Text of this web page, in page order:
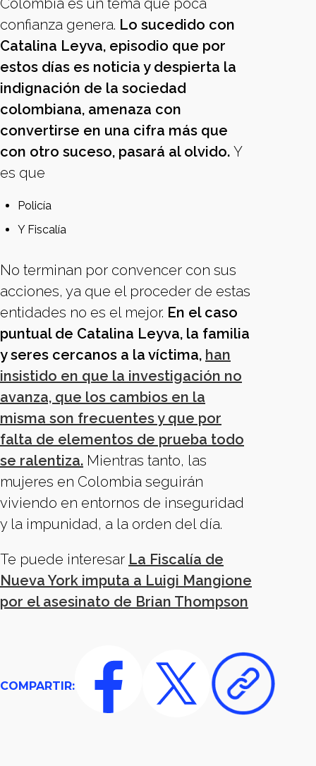
Colombia es un tema que poca
confianza genera. Lo sucedido con
Catalina Leyva, episodio que por
estos días es noticia y despierta la
indignación de la sociedad
colombiana, amenaza con
convertirse en una cifra más que
con otro suceso, pasará al olvido. Y
es que
Policía
Y Fiscalía
No terminan por convencer con sus
acciones, ya que el proceder de estas
entidades no es el mejor. En el caso
puntual de Catalina Leyva, la familia
y seres cercanos a la víctima, han
insistido en que la investigación no
avanza, que los cambios en la
misma son frecuentes y que por
falta de elementos de prueba todo
se ralentiza. Mientras tanto, las
mujeres en Colombia seguirán
viviendo en entornos de inseguridad
y la impunidad, a la orden del día.
Te puede interesar La Fiscalía de
Nueva York imputa a Luigi Mangione
por el asesinato de Brian Thompson
COMPARTIR: